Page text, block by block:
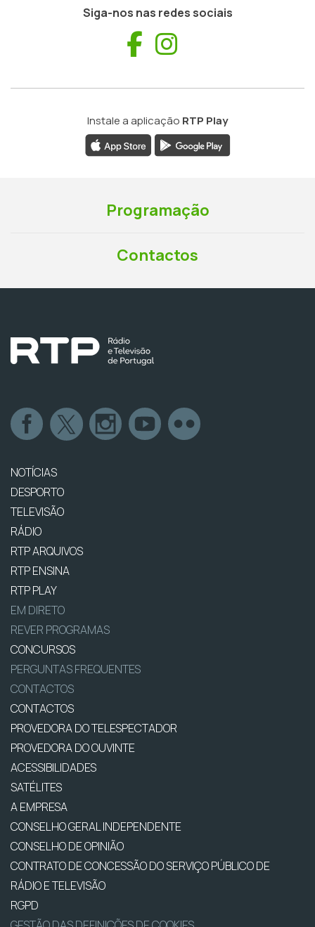
Siga-nos nas redes sociais
Facebook
Instale a aplicação RTP Play
Programação
Contactos
NOTÍCIAS
DESPORTO
TELEVISÃO
RÁDIO
RTP ARQUIVOS
RTP ENSINA
RTP PLAY
EM DIRETO
REVER PROGRAMAS
CONCURSOS
PERGUNTAS FREQUENTES
CONTACTOS
CONTACTOS
PROVEDORA DO TELESPECTADOR
PROVEDORA DO OUVINTE
ACESSIBILIDADES
SATÉLITES
A EMPRESA
CONSELHO GERAL INDEPENDENTE
CONSELHO DE OPINIÃO
CONTRATO DE CONCESSÃO DO SERVIÇO PÚBLICO DE
RÁDIO E TELEVISÃO
RGPD